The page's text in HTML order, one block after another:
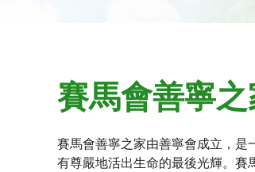
賽馬會善寧
賽馬會善寧之家由善寧會成立，是
有尊嚴地活出生命的最後光輝。賽